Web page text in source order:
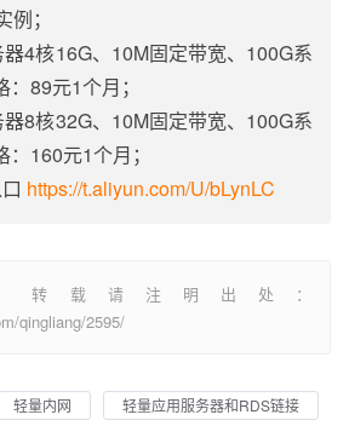
；
4核16G、10M固定带宽、100G系
89元1个月；
8核32G、10M固定带宽、100G系
160元1个月；
https://t.aliyun.com/U/bLynLC
转载请注明出处：
qingliang/2595/
轻量内网 轻量应用服务器和RDS链接